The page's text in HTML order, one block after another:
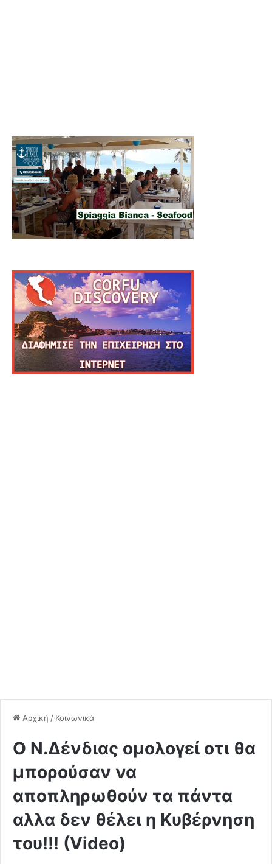
Αρχική / Κοινωνικά
Ο Ν.Δένδιας ομολογεί οτι θα
μπορούσαν να
αποπληρωθούν τα πάντα
αλλα δεν θέλει η Κυβέρνηση
του!!! (Video)